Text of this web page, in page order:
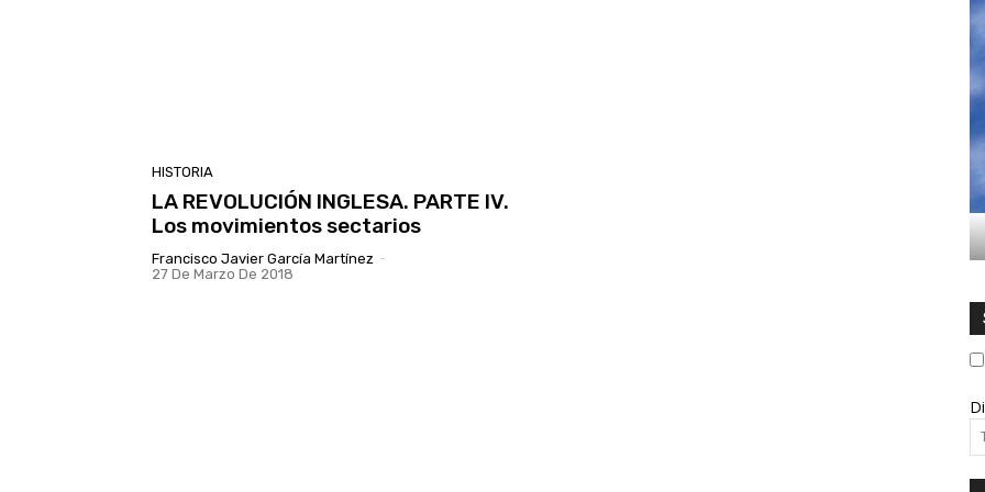
HISTORIA
LA REVOLUCIÓN INGLESA. PARTE IV.
Los movimientos sectarios
Francisco Javier García Martínez -
27 De Marzo De 2018